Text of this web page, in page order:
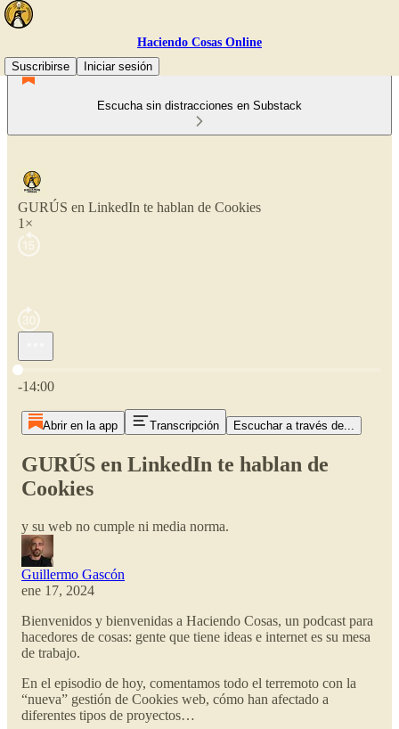
Haciendo Cosas Online
Suscribirse
Iniciar sesión
Escucha sin distracciones en Substack
GURÚS en LinkedIn te hablan de Cookies
1×
Hora actual: 0:00 / Tiempo total: -14:00
-14:00
Abrir en la app Transcripción Escuchar a través de...
GURÚS en LinkedIn te hablan de
Cookies
y su web no cumple ni media norma.
Guillermo Gascón
ene 17, 2024
Bienvenidos y bienvenidas a Haciendo Cosas, un podcast para
hacedores de cosas: gente que tiene ideas e internet es su mesa
de trabajo.
En el episodio de hoy, comentamos todo el terremoto con la
“nueva” gestión de Cookies web, cómo han afectado a
diferentes tipos de proyectos…